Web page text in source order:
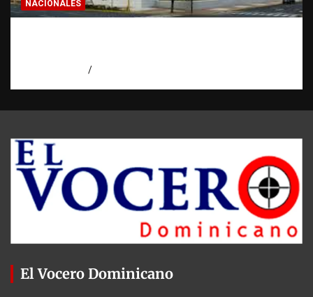
NACIONALES
El Vocero Dominicano